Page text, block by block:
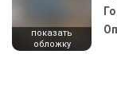
показать
обложку